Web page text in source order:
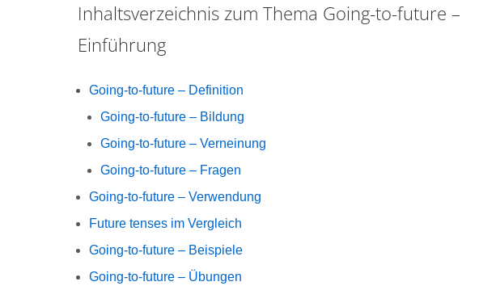
Inhaltsverzeichnis zum Thema Going-to-future –
Einführung
Going-to-future – Definition
Going-to-future – Bildung
Going-to-future – Verneinung
Going-to-future – Fragen
Going-to-future – Verwendung
Future tenses im Vergleich
Going-to-future – Beispiele
Going-to-future – Übungen